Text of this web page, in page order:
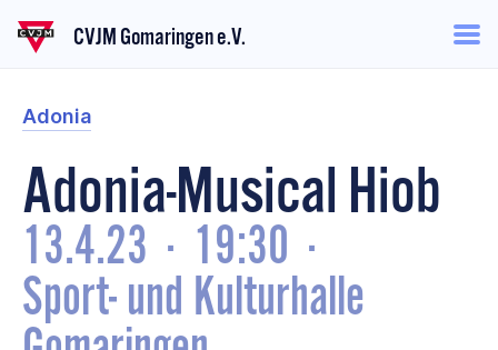
CVJM Gomaringen e.V.
Adonia
Adonia-Musical Hiob
13.4.23 · 19:30 ·
Sport- und Kulturhalle